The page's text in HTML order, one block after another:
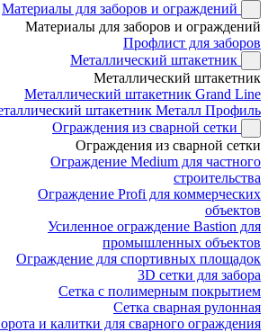
Материалы для заборов и ограждений
Материалы для заборов и ограждений
Профлист для заборов
Металлический штакетник
Металлический штакетник
Металлический штакетник Grand Line
штакетник Металл Профиль
Ограждения из сварной сетки
Ограждения из сварной сетки
Ограждение Medium для частного
строительства
Ограждение Profi для коммерческих
объектов
Усиленное ограждение Bastion для
промышленных объектов
Ограждение для спортивных площадок
3D сетки для забора
Сетка с полимерным покрытием
Сетка сварная рулонная
и калитки для сварного ограждения